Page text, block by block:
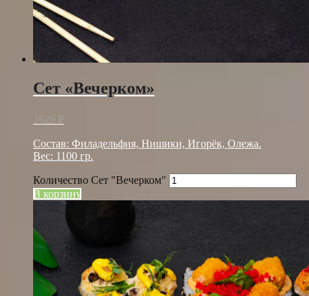
Сет «Вечерком»
1629 ₽
Состав: Филадельфия, Нишики, Игорёк, Олежа.
Вес: 1100 гр.
Количество Сет "Вечерком"
В корзину